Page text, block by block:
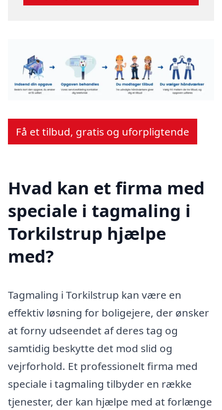
Få et tilbud, gratis og uforpligtende
Hvad kan et firma med
speciale i tagmaling i
Torkilstrup hjælpe
med?
Tagmaling i Torkilstrup kan være en
effektiv løsning for boligejere, der ønsker
at forny udseendet af deres tag og
samtidig beskytte det mod slid og
vejrforhold. Et professionelt firma med
speciale i tagmaling tilbyder en række
tjenester, der kan hjælpe med at forlænge